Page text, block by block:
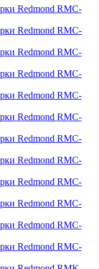
Redmond RMC-
Redmond RMC-
Redmond RMC-
Redmond RMC-
Redmond RMC-
Redmond RMC-
Redmond RMC-
Redmond RMC-
Redmond RMC-
Redmond RMC-
Redmond RMC-
Redmond RMC-